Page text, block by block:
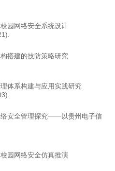
园网络安全系统设计
搭建的技防策略研究
体系构建与应用实践研究
络安全管理探究——以贵州电子信
园网络安全仿真推演